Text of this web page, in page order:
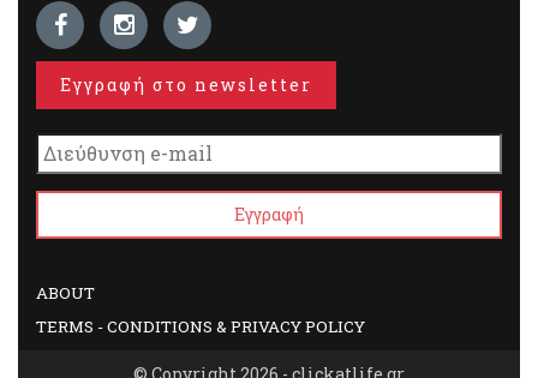
Εγγραφή στο newsletter
ABOUT
TERMS - CONDITIONS & PRIVACY POLICY